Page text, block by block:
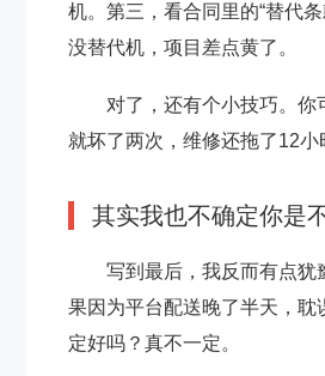
机。第三，看合同里的“替代
没替代机，项目差点黄了。
对了，还有个小技巧。
就坏了两次，维修还拖了12
其实我也不确定你是
写到最后，我反而有点犹
果因为平台配送晚了半天，
定好吗？真不一定。